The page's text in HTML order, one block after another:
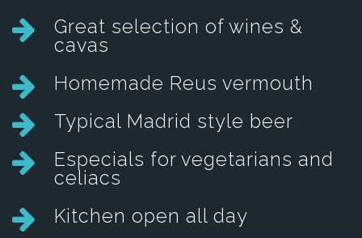
Great selection of wines &
cavas
Homemade Reus vermouth
Typical Madrid style beer
Especials for vegetarians and
celiacs
Kitchen open all day